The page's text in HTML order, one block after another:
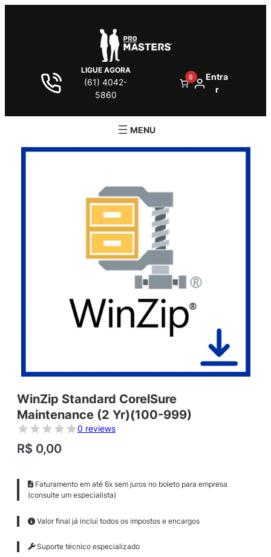
LIGUE AGORA
(61) 4042-
5860
0
Entra
r
WinZip Standard CorelSure
Maintenance (2 Yr)(100-999)
0 reviews
R$ 0,00
Faturamento em até 6x sem juros no boleto para empresa
(consulte um especialista)
Valor final já inclui todos os impostos e encargos
Suporte técnico especializado